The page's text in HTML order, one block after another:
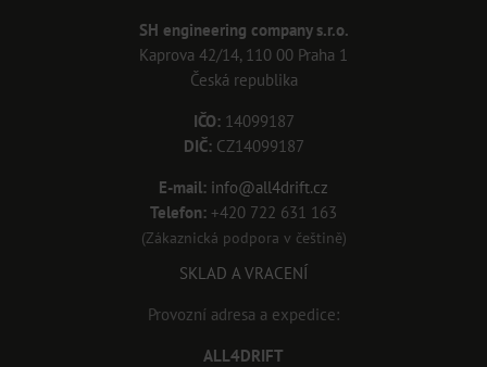
SH engineering company s.r.o.
Kaprova 42/14, 110 00 Praha 1
Česká republika
IČO:14099187
DIČ:CZ14099187
E-mail: info@all4drift.cz
Telefon: +420 722 631 163
(Zákaznická podpora v češtině)
SKLAD A VRACENÍ
Provozní adresa a expedice:
ALL4DRIFT